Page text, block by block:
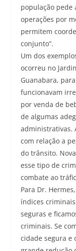
população pede
operações por
permitem
conjunto”.
Um dos
ocorreu no
Guanabara,
funcionavam
por venda de
de algumas
administrativas.
com relação a
do trânsito.
esse tipo de
combate ao
Para Dr.
índices
seguras e
criminais. Se
cidade segura e